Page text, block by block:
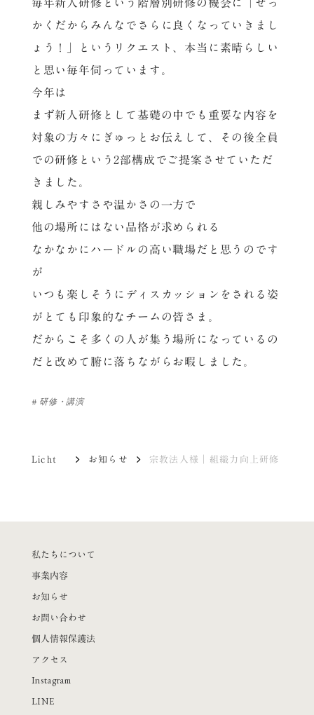
かくだからみんなでさらに良くなっていきまし
ょう！」というリクエスト、本当に素晴らしい
と思い毎年伺っています。
今年は
まず新人研修として基礎の中でも重要な内容を
対象の方々にぎゅっとお伝えして、その後全員
での研修という2部構成でご提案させていただ
きました。
親しみやすさや温かさの一方で
他の場所にはない品格が求められる
なかなかにハードルの高い職場だと思うのです
が
いつも楽しそうにディスカッションをされる姿
がとても印象的なチームの皆さま。
だからこそ多くの人が集う場所になっているの
だと改めて腑に落ちながらお暇しました。
# 研修・講演
Licht お知らせ 宗教法人様｜組織力向上研修
私たちについて
事業内容
お知らせ
お問い合わせ
個人情報保護法
アクセス
Instagram
LINE